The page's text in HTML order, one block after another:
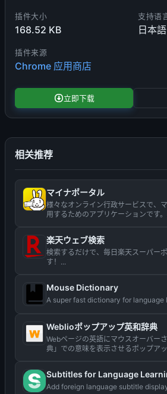
插件大小
168.52 KB
支持语
日本語
插件来源
Chrome 应用商店
立即下载
相关推荐
マイナポータル
様々なオンライン行政サービスで、
用するためのアプリケーションです
楽天ウェブ検索
検索するだけで、毎日楽天スーパー
す！...
Mouse Dictionary
A super fast dictionary for language
Weblioポップアップ英和辞典
Webページの英語にマウスオーバー
典」での意味を表示させるポップア
Subtitles for Language
Add foreign language subtitle